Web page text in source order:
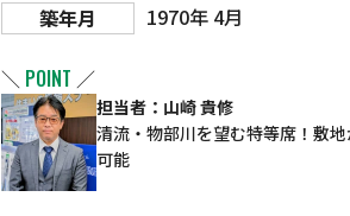
築年月
1970年 4月
＼ POINT ／
担当者：山崎 貴修
清流・物部川を望む特等席！敷
可能